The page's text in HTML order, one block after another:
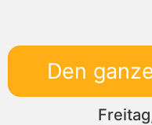
Den